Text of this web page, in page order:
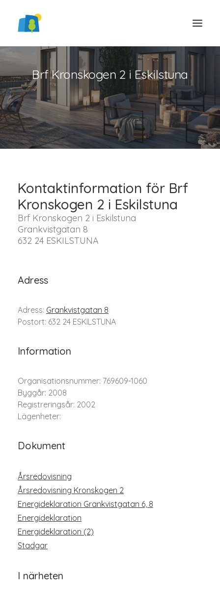
Brf Kronskogen 2 i Eskilstuna
Kontaktinformation för Brf
Kronskogen 2 i Eskilstuna
Brf Kronskogen 2 i Eskilstuna
Grankvistgatan 8
632 24 ESKILSTUNA
Adress
Adress: Grankvistgatan 8
Postort: 632 24 ESKILSTUNA
Information
Organisationsnummer: 769609-1060
Byggår: 2008
Registreringsår: 2002
Lägenheter:
Dokument
Årsredovisning
Årsredovisning Kronskogen 2
Energideklaration Grankvistgatan 6, 8
Energideklaration
Energideklaration (2)
Stadgar
I närheten